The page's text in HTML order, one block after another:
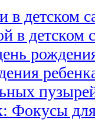
в детском
в детском
Фокусы